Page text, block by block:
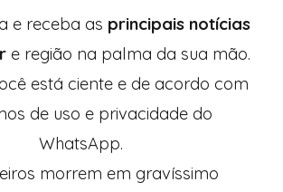
e receba as principais notícias
e região na palma da sua mão.
está ciente e de acordo com
de uso e privacidade do
WhatsApp.
morrem em gravíssimo